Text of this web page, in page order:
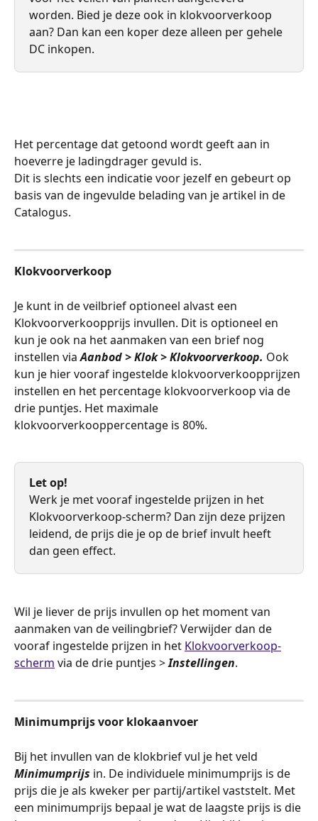
worden. Bied je deze ook in klokvoorverkoop
aan? Dan kan een koper deze alleen per gehele
DC inkopen.
Het percentage dat getoond wordt geeft aan in
hoeverre je ladingdrager gevuld is.
Dit is slechts een indicatie voor jezelf en gebeurt op
basis van de ingevulde belading van je artikel in de
Catalogus.
Klokvoorverkoop
Je kunt in de veilbrief optioneel alvast een
Klokvoorverkoopprijs invullen. Dit is optioneel en
kun je ook na het aanmaken van een brief nog
instellen via Aanbod > Klok > Klokvoorverkoop. Ook
kun je hier vooraf ingestelde klokvoorverkoopprijzen
instellen en het percentage klokvoorverkoop via de
drie puntjes. Het maximale
klokvoorverkooppercentage is 80%.
Let op!
Werk je met vooraf ingestelde prijzen in het
Klokvoorverkoop-scherm? Dan zijn deze prijzen
leidend, de prijs die je op de brief invult heeft
dan geen effect.
Wil je liever de prijs invullen op het moment van
aanmaken van de veilingbrief? Verwijder dan de
vooraf ingestelde prijzen in het Klokvoorverkoop-
scherm via de drie puntjes > Instellingen.
Minimumprijs voor klokaanvoer
Bij het invullen van de klokbrief vul je het veld
Minimumprijs in. De individuele minimumprijs is de
prijs die je als kweker per partij/artikel vaststelt. Met
een minimumprijs bepaal je wat de laagste prijs is die